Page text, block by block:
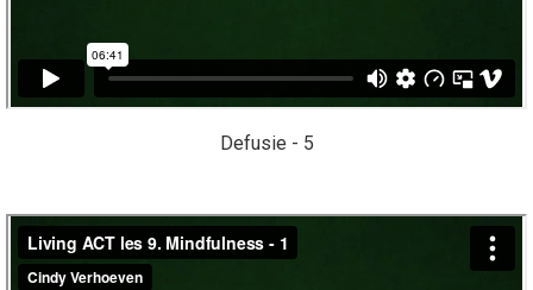
Defusie - 5